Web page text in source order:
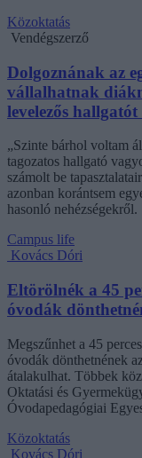
Közoktatás
Vendégszerző
Dolgoznának az
vállalhatnak
levelezős
„Szinte bárhol voltam
tagozatos hallgató
számolt be
azonban korántsem
hasonló nehézségekről.
Campus life
Kovács Dóri
Eltörölnék a 45
óvodák
Megszűnhet a 45
óvodák dönthetnének
átalakulhat. Többek
Oktatási és
Óvodapedagógiai
Közoktatás
Kovács Dóri